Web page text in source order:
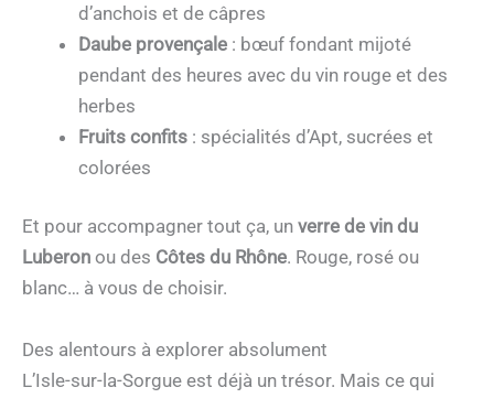
d’anchois et de câpres
Daube provençale : bœuf fondant mijoté
pendant des heures avec du vin rouge et des
herbes
Fruits confits : spécialités d’Apt, sucrées et
colorées
Et pour accompagner tout ça, un verre de vin du
Luberon ou des Côtes du Rhône. Rouge, rosé ou
blanc… à vous de choisir.
Des alentours à explorer absolument
L’Isle-sur-la-Sorgue est déjà un trésor. Mais ce qui